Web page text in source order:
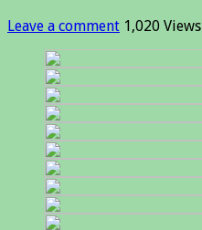
Leave a comment 1,020 Views